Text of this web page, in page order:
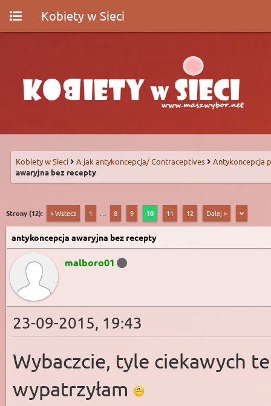
Kobiety w Sieci
Kobiety w Sieci A jak antykoncepcja/ Contraceptives
Antykoncepcja
awaryjna bez recepty
Strony (12): « Wstecz 1 8 9 10 11 12 Dalej »
antykoncepcja awaryjna bez recepty
malboro01
23-09-2015, 19:43
Wybaczcie, tyle ciekawych
wypatrzyłam